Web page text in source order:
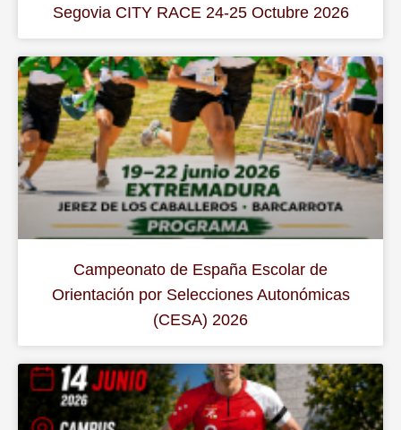
Segovia CITY RACE 24-25 Octubre 2026
Campeonato de España Escolar de
Orientación por Selecciones Autonómicas
(CESA) 2026